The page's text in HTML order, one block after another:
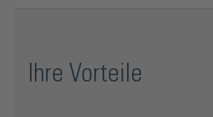
Ihre Vorteile